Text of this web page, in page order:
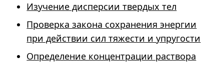
Изучение дисперсии твердых тел
Проверка закона сохранения энергии
при действии сил тяжести и упругости
Определение концентрации раствора